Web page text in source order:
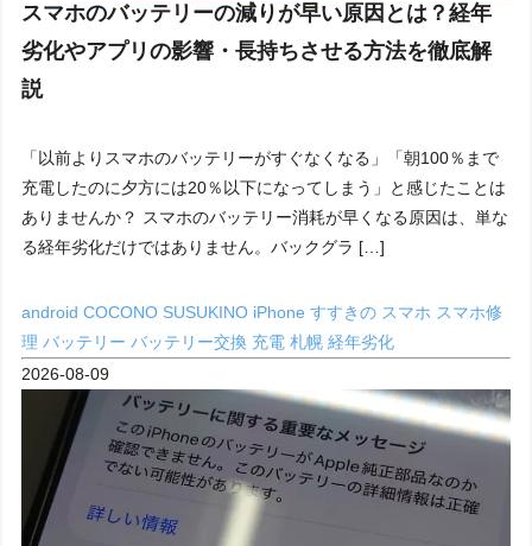
スマホのバッテリーの減りが早い原因とは？経年
劣化やアプリの影響・長持ちさせる方法を徹底解
説
「以前よりスマホのバッテリーがすぐなくなる」「朝100％まで
充電したのに夕方には20％以下になってしまう」と感じたことは
ありませんか？ スマホのバッテリー消耗が早くなる原因は、単な
る経年劣化だけではありません。バックグラ […]
androidCOCONO SUSUKINO iPhoneすすきの スマホ スマホ修
理バッテリーバッテリー交換 充電札幌経年劣化
2026-08-09